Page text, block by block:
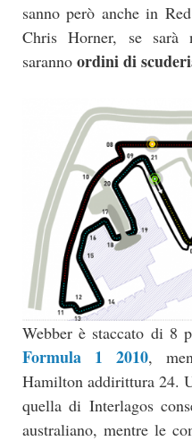
sanno però anche in
Chris Horner, se sarà
saranno ordini di
Webber è staccato di 8
Formula 1 2010,
Hamilton addirittura 24.
quella di Interlagos
australiano, mentre le